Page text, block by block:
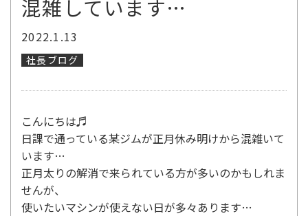
混雑しています…
2022.1.13
社長ブログ
こんにちは♬
日課で通っている某ジムが正月休み明けから混雑いて
います…
正月太りの解消で来られている方が多いのかもしれま
せんが、
使いたいマシンが使えない日が多々あります…